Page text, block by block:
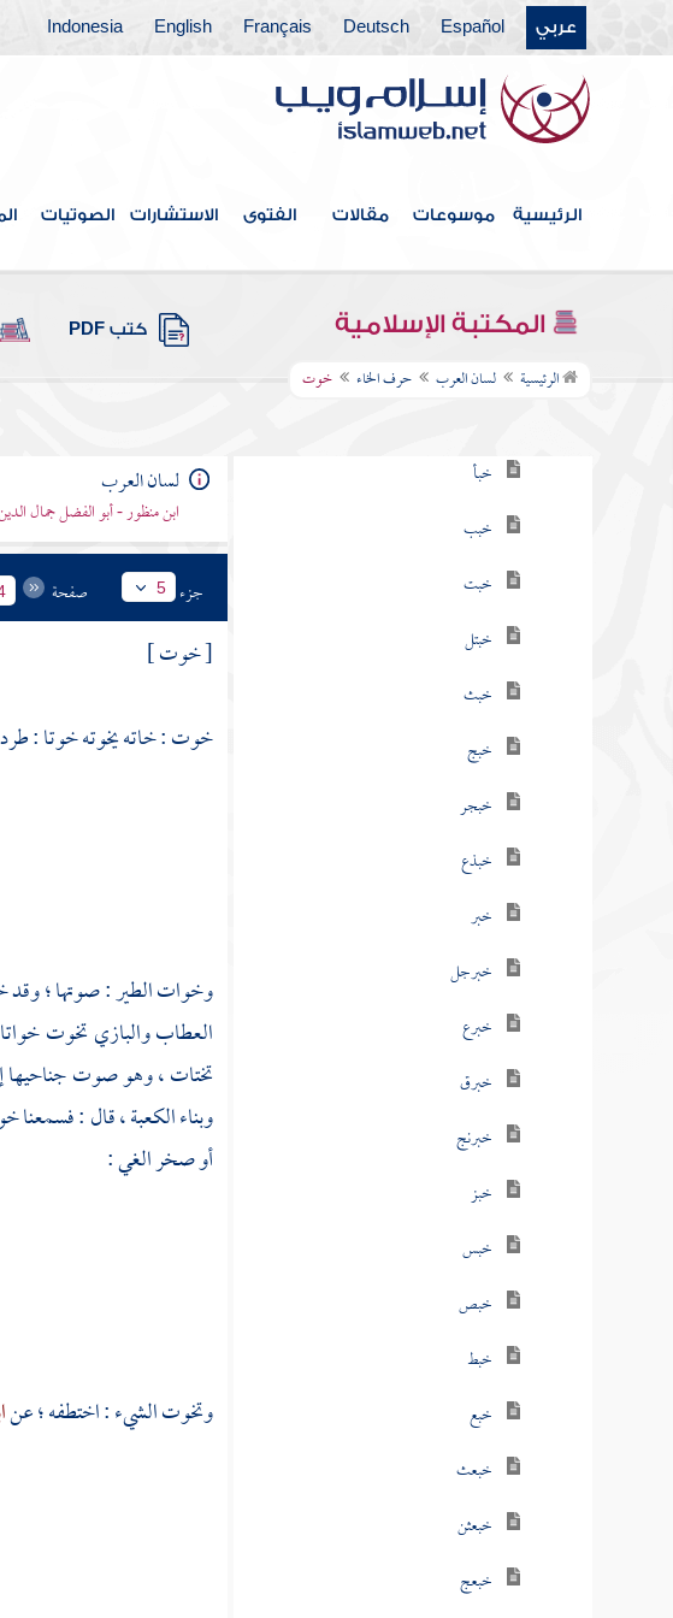
عربي Español
Deutsch
Français
English
Indonesia
الرئيسية موسوعات مقالات الفتوى الاستشارات الصوتيات
المكتبة الإسلامية كتب PDF
الرئيسية لسان العرب حرف الخاء خوت
حرف الألف
حرف الباء
حرف التاء
حرف الثاء
حرف الجيم
حرف الحاء
حرف الخاء
خبأ
خبب
خبت
خبتل
خبث
خبج
خبجر
خبذع
خبر
خبرجل
خبرع
خبرق
خبرنج
خبز
خبس
خبص
خبط
خبع
خبعث
خبعثن
خبعج
لسان العرب
ابن منظور - أبو الفضل جمال
جزء 5 صفحة
[ خوت ]
خوت : خاته يخوته خوتا :
وخوات الطير : صوتها ؛
العطاب والبازي تخوت
تختات ، وهو صوت
وبناء الكعبة ، قال :
أوصخر الغي:
وتخوت الشيء : اختطفه ؛ عن